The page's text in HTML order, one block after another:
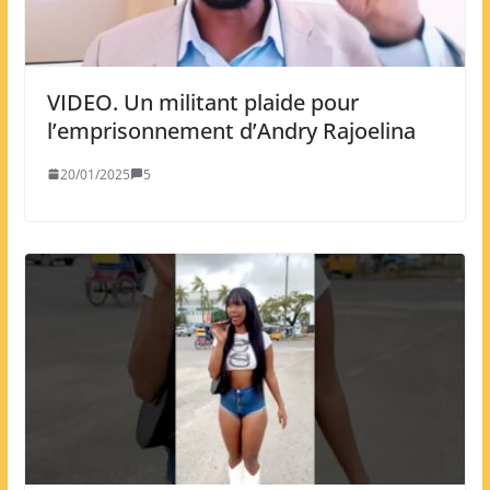
VIDEO. Un militant plaide pour
l’emprisonnement d’Andry Rajoelina
20/01/2025 5